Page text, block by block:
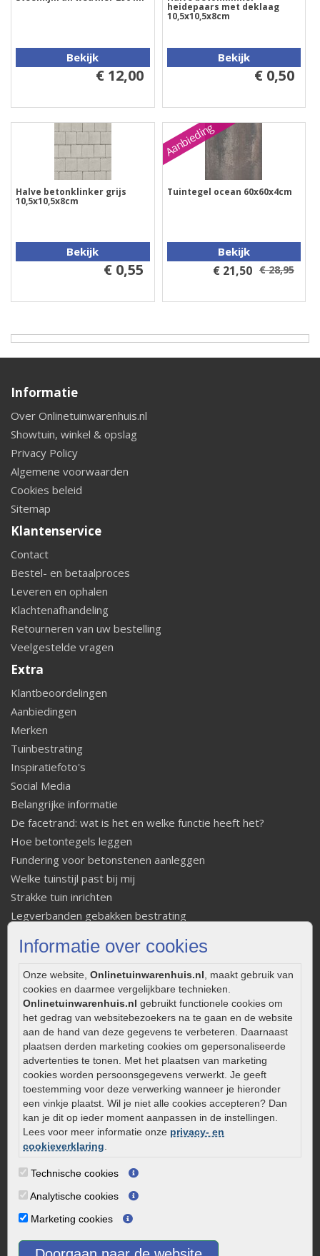
Informatie over cookies
Onze website, Onlinetuinwarenhuis.nl , maakt gebruik van
cookies en daarmee vergelijkbare technieken.
Onlinetuinwarenhuis.nl gebruikt functionele cookies om
het gedrag van websitebezoekers na te gaan en de website
aan de hand van deze gegevens te verbeteren. Daarnaast
plaatsen derden marketing cookies om gepersonaliseerde
advertenties te tonen. Met het plaatsen van marketing
cookies worden persoonsgegevens verwerkt. Je geeft
toestemming voor deze verwerking wanneer je hieronder
een vinkje plaatst. Wil je niet alle cookies accepteren? Dan
kan je dit op ieder moment aanpassen in de instellingen.
Lees voor meer informatie onze privacy- en
cookieverklaring
Technische cookies
Analytische cookies
Marketing cookies
Bekijk
€ 12,00
heidepaars met deklaag
10,5x10,5x8cm
Bekijk
€ 0,50
Halve betonklinker grijs
10,5x10,5x8cm
Bekijk
€ 0,55
Aanbieding
Tuintegel ocean 60x60x4cm
Bekijk
€ 21,50 € 28,95
Informatie
Over Onlinetuinwarenhuis.nl
Showtuin, winkel & opslag
Privacy Policy
Algemene voorwaarden
Cookies beleid
Sitemap
Klantenservice
Contact
Bestel- en betaalproces
Leveren en ophalen
Klachtenafhandeling
Retourneren van uw bestelling
Veelgestelde vragen
Extra
Klantbeoordelingen
Aanbiedingen
Merken
Tuinbestrating
Inspiratiefoto's
Social Media
Belangrijke informatie
De facetrand: wat is het en welke functie heeft het?
Hoe betontegels leggen
Fundering voor betonstenen aanleggen
Welke tuinstijl past bij mij
Strakke tuin inrichten
Legverbanden gebakken bestrating
Aanlegtips voor gebakken bestrating
Zelf een terras aanleggen
Kleine stadstuin inrichten
0320 – 219170
Kaapstanderweg 41
8243 RB Lelystad
info@onlinetuinwarenhuis.nl
Routebeschrijving
Openingstijden
Maandag
08:00 - 17:00
Dinsdag
Woensdag
Donderdag
Vrijdag
Zondag
Gesloten